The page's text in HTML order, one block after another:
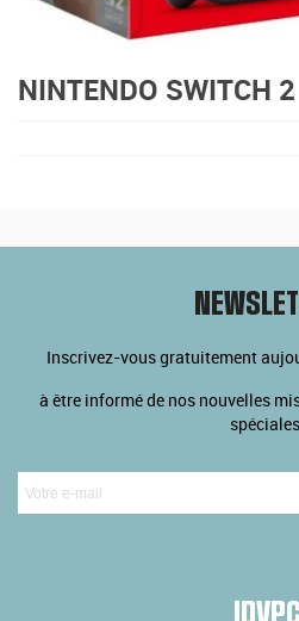
NINTENDO SWITCH 2
Inscrivez-vous gratuitement
à être informé de nos nouvelles